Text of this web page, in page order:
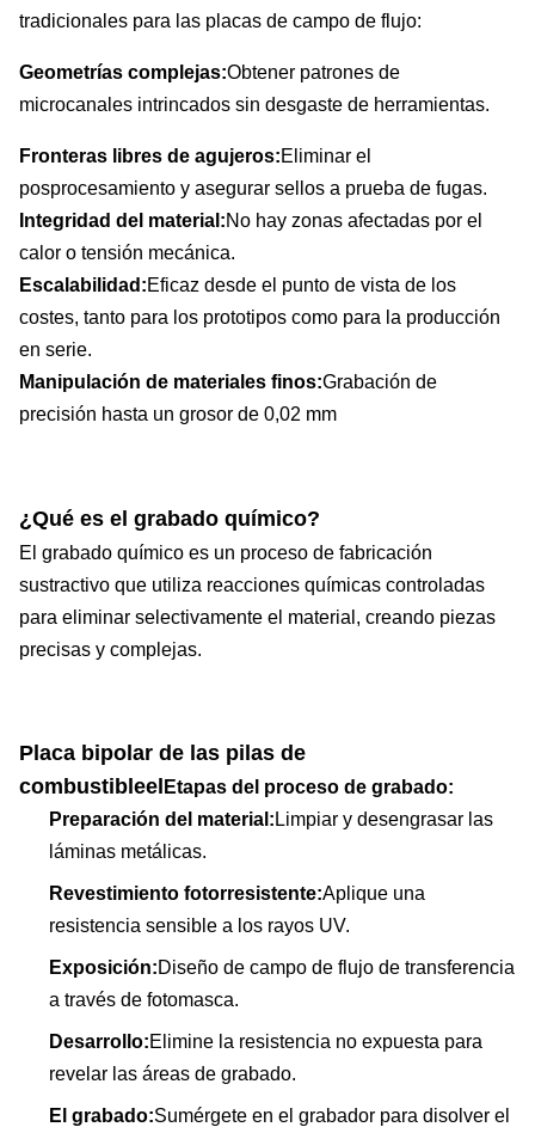
tradicionales para las placas de campo de flujo:
Geometrías complejas:Obtener patrones de
microcanales intrincados sin desgaste de herramientas.
Fronteras libres de agujeros:Eliminar el
posprocesamiento y asegurar sellos a prueba de fugas.
Integridad del material:No hay zonas afectadas por el
calor o tensión mecánica.
Escalabilidad:Eficaz desde el punto de vista de los
costes, tanto para los prototipos como para la producción
en serie.
Manipulación de materiales finos:Grabación de
precisión hasta un grosor de 0,02 mm
¿Qué es el grabado químico?
El grabado químico es un proceso de fabricación
sustractivo que utiliza reacciones químicas controladas
para eliminar selectivamente el material, creando piezas
precisas y complejas.
Placa bipolar de las pilas de
combustibleel Etapas del proceso de grabado:
Preparación del material: Limpiar y desengrasar las
láminas metálicas.
Revestimiento fotorresistente:Aplique una
resistencia sensible a los rayos UV.
Exposición:Diseño de campo de flujo de transferencia
a través de fotomasca.
Desarrollo:Elimine la resistencia no expuesta para
revelar las áreas de grabado.
El grabado:Sumérgete en el grabador para disolver el